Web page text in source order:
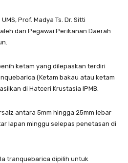
Prof. Madya Ts. Dr. Sitti
dan Pegawai Perikanan Daerah
ketam yang dilepaskan terdiri
(Ketam bakau atau ketam
di Hatceri Krustasia IPMB.
antara 5mm hingga 25mm lebar
lapan minggu selepas penetasan di
tranquebarica dipilih untuk